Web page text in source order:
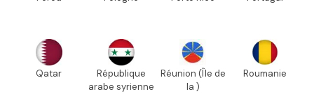
Qatar
République
arabe syrienne
Réunion (Île de
la )
Roumanie